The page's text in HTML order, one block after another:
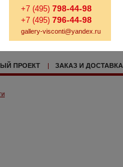
+7 (495) 798-44-98
+7 (495) 796-44-98
gallery-visconti@yandex.ru
ПРОЕКТ | ЗАКАЗ И ДОСТАВКА